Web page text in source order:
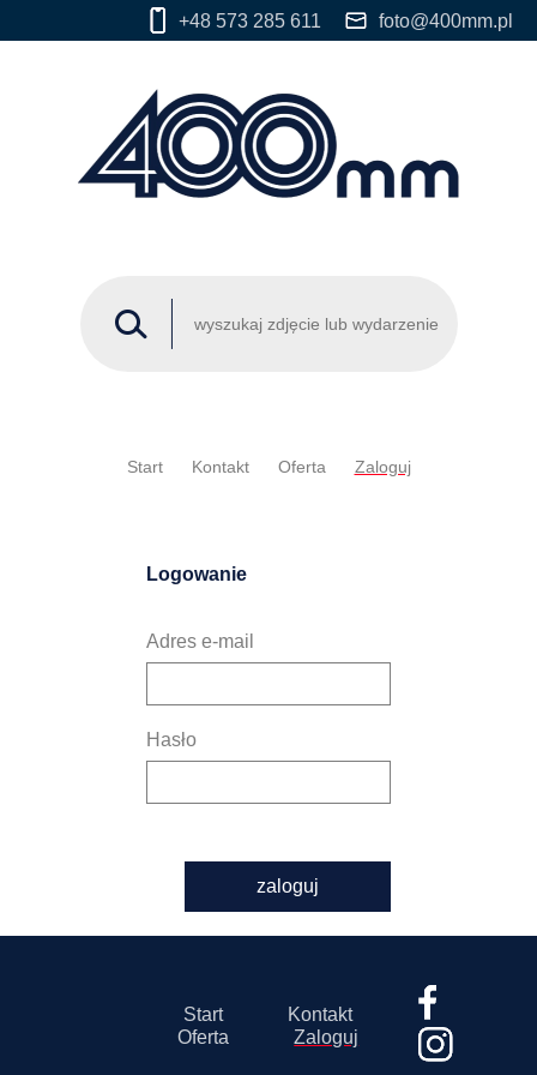
+48 573 285 611 foto@400mm.pl
Start Kontakt Oferta Zaloguj
Logowanie
Adres e-mail
Hasło
zaloguj
Start
Kontakt
Oferta
Zaloguj